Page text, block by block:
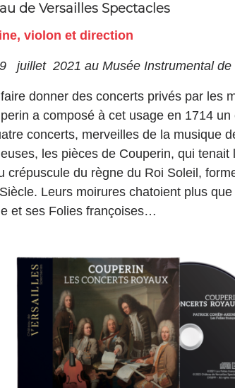
de Versailles Spectacles
violon et direction
juillet 2021 au Musée Instrumental de
donner des concerts privés par les
a composé à cet usage en 1714
concerts, merveilles de la musique
les pièces de Couperin, qui tenait
crépuscule du règne du Roi Soleil,
Leurs moirures chatoient plus
et ses Folies françoises…